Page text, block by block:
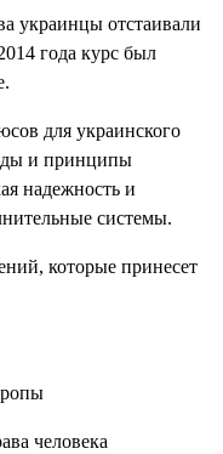
украинцы отстаивали
года курс был
для украинского
и принципы
надежность и
системы.
которые принесет
человека